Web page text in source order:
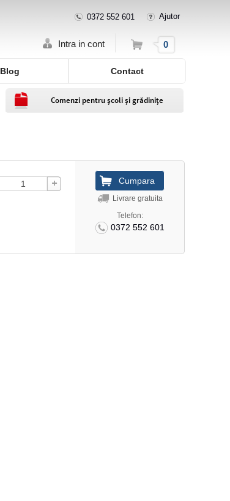
0372 552 601 Ajutor
Intra in cont Cos 0
Blog Contact
Comenzi pentru școli și grădinițe
Livrare gratuita
Telefon:
0372 552 601